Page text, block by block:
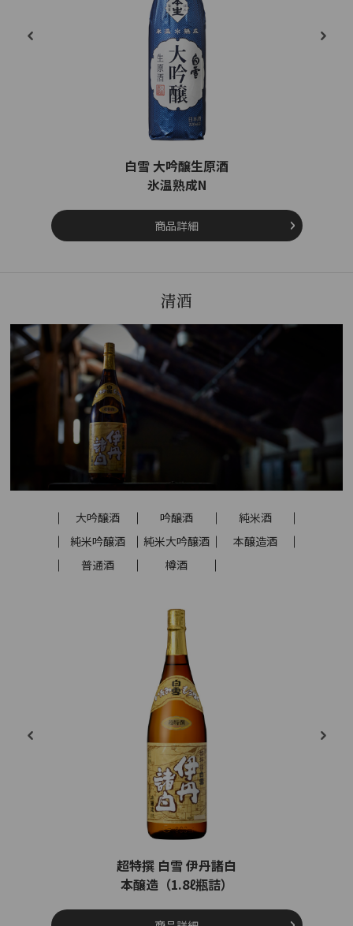
白雪 大吟醸生原酒
氷温熟成N
商品詳細
清酒
大吟醸酒 吟醸酒
純米酒
純米吟醸酒
純米大吟醸酒
本醸造酒
普通酒
樽酒
超特撰 白雪 伊丹諸白
本醸造（1.8ℓ瓶詰）